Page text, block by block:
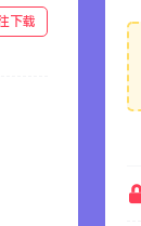
下载